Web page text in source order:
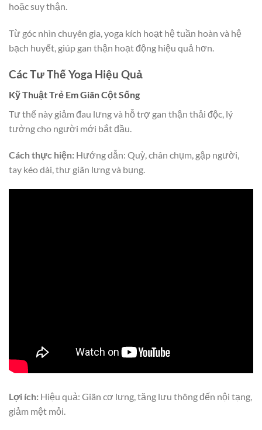
hoặc suy thận.
Từ góc nhìn chuyên gia, yoga kích hoạt hệ tuần hoàn và hệ
bạch huyết, giúp gan thận hoạt động hiệu quả hơn.
Các Tư Thế Yoga Hiệu Quả
Kỹ Thuật Trẻ Em Giãn Cột Sống
Tư thế này giảm đau lưng và hỗ trợ gan thận thải độc, lý
tưởng cho người mới bắt đầu.
Cách thực hiện: Hướng dẫn: Quỳ, chân chụm, gập người,
tay kéo dài, thư giãn lưng và bụng.
Lợi ích: Hiệu quả: Giãn cơ lưng, tăng lưu thông đến nội tạng,
giảm mệt mỏi.